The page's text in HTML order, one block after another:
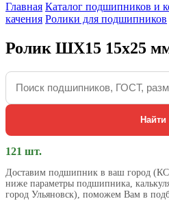
Главная Каталог подшипников и
качения Ролики для подшипников
Ролик ШХ15 15х25
Найти
121 шт.
Доставим подшипник в ваш город
ниже параметры подшипника,
город Ульяновск), поможем Вам в